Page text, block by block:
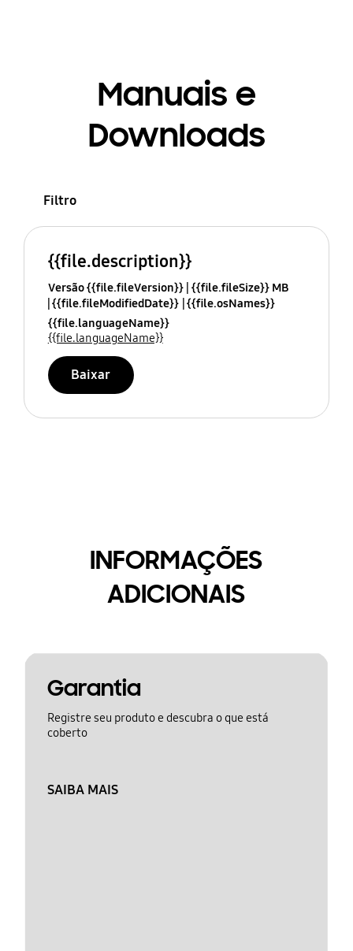
Manuais e
Downloads
Filtro
{{file.description}}
Versão {{file.fileVersion}} {{file.fileSize}} MB
{{file.fileModifiedDate}} {{file.osNames}}
{{file.languageName}}
{{file.languageName}}
Baixar
INFORMAÇÕES
ADICIONAIS
Garantia
Registre seu produto e descubra o que está
coberto
SAIBA MAIS